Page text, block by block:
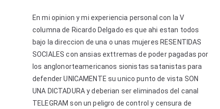
En mi opinion y mi experiencia personal con la V
columna de Ricardo Delgado es que ahi estan todos
bajo la direccion de una o unas mujeres RESENTIDAS
SOCIALES con ansias exttremas de poder pagadas por
los anglonorteamericanos sionistas satanistas para
defender UNICAMENTE su unico punto de vista SON
UNA DICTADURA y deberian ser eliminados del canal
TELEGRAM son un peligro de control y censura de